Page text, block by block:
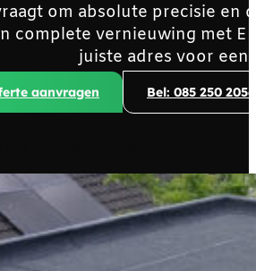
om absolute precisie
complete vernieuwing met
juiste adres voor
aanvragen Bel: 085 250 2056
met